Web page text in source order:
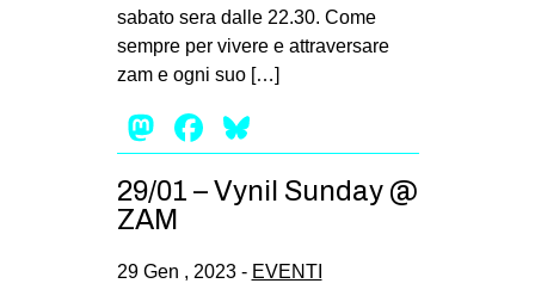
sabato sera dalle 22.30. Come
sempre per vivere e attraversare
zam e ogni suo […]
Mastodon
Facebook
29/01 – Vynil Sunday @
ZAM
29 Gen , 2023 - EVENTI